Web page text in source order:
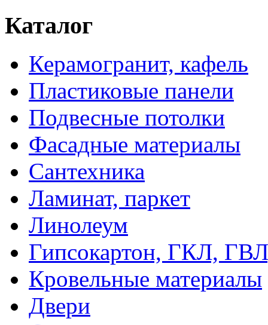
Каталог
Керамогранит, кафель
Пластиковые панели
Подвесные потолки
Фасадные материалы
Сантехника
Ламинат, паркет
Линолеум
Гипсокартон, ГКЛ,
Кровельные материалы
Двери